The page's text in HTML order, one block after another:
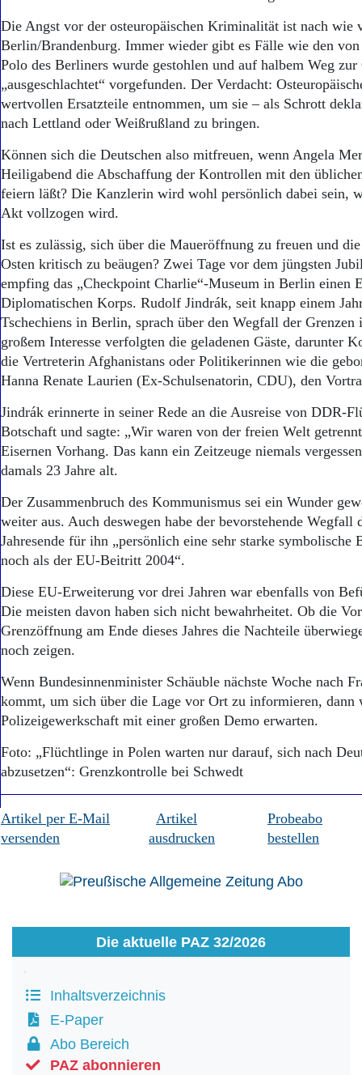
Die Angst vor der osteuropäischen Kriminalität ist nach wie
Berlin/Brandenburg. Immer wieder gibt es Fälle wie den
Polo des Berliners wurde gestohlen und auf halbem Weg zur
„ausgeschlachtet“ vorgefunden. Der Verdacht:
wertvollen Ersatzteile entnommen, um sie – als Schrott
nach Lettland oder Weißrußland zu bringen.
Können sich die Deutschen also mitfreuen, wenn Angela
Heiligabend die Abschaffung der Kontrollen mit den
feiern läßt? Die Kanzlerin wird wohl persönlich dabei sein,
Akt vollzogen wird.
Ist es zulässig, sich über die Maueröffnung zu freuen und
Osten kritisch zu beäugen? Zwei Tage vor dem jüngsten
empfing das „Checkpoint Charlie“-Museum in Berlin einen
Diplomatischen Korps. Rudolf Jindrák, seit knapp einem
Tschechiens in Berlin, sprach über den Wegfall der
großem Interesse verfolgten die geladenen Gäste, darunter
die Vertreterin Afghanistans oder Politikerinnen wie die
Hanna Renate Laurien (Ex-Schulsenatorin, CDU), den
Jindrák erinnerte in seiner Rede an die Ausreise von DDR-
Botschaft und sagte: „Wir waren von der freien Welt
Eisernen Vorhang. Das kann ein Zeitzeuge niemals
damals 23 Jahre alt.
Der Zusammenbruch des Kommunismus sei ein Wunder
weiter aus. Auch deswegen habe der bevorstehende Wegfall
Jahresende für ihn „persönlich eine sehr starke symbolische
noch als der EU-Beitritt 2004“.
Diese EU-Erweiterung vor drei Jahren war ebenfalls von
Die meisten davon haben sich nicht bewahrheitet. Ob die
Grenzöffnung am Ende dieses Jahres die Nachteile
noch zeigen.
Wenn Bundesinnenminister Schäuble nächste Woche nach
kommt, um sich über die Lage vor Ort zu informieren,
Polizeigewerkschaft mit einer großen Demo erwarten.
Foto: „Flüchtlinge in Polen warten nur darauf, sich nach
abzusetzen“: Grenzkontrolle bei Schwedt
Artikel per E-Mail
versenden
Artikel
ausdrucken
Probeabo
bestellen
Die aktuelle PAZ 32/2026
Inhaltsverzeichnis
E-Paper
Abo Bereich
PAZ abonnieren